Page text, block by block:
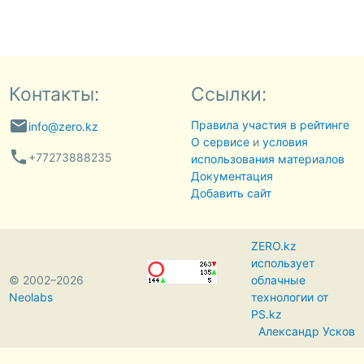
Контакты:
emailinfo@zero.kz
phone +77273888235
Ссылки:
Правила участия в рейтинге
О сервисеи условия
использования материалов
Документация
Добавить сайт
© 2002–2026
Neolabs
ZERO.kz
использует
облачные
технологии от
PS.kz
Александр Усков